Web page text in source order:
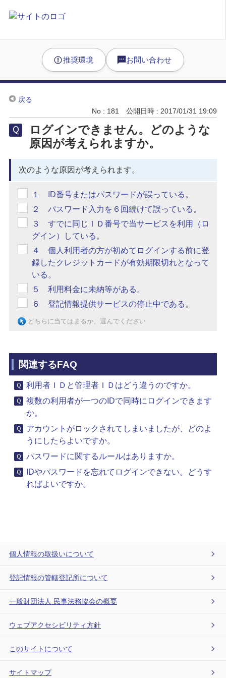
推奨環境 お問い合わせ
戻る
No : 181
公開日時 : 2017/01/31 19:09
ログインできません。どのような
原因が考えられますか。
次のような原因が考えられます。
１ ID番号またはパスワードが誤っている。
２ パスワード入力を６回続けて誤っている。
３ すでに同じＩＤ番号で当サービスを利用（ロ
グイン）している。
４ 個人利用者の方が初めてログインする前に登
録したクレジットカードが有効期限切れとなって
いる。
５ 利用料金に未納等がある。
６ 登記情報提供サービスの停止中である。
どちらに当てはまるか、選んでください
関連するFAQ
利用者ＩＤと管理者ＩＤはどう違うのですか。
複数の利用者が一つのIDで同時にログインできます
か。
アカウントがロックされてしまいましたが、どのよ
うにしたらよいですか。
パスワードに関するルールはありますか。
IDやパスワードを忘れてログインできない。どうす
ればよいですか。
個人情報の取扱いについて
登記情報の管轄登記所について
一般財団法人 民事法務協会の概要
ウェブアクセシビリティ方針
このサイトについて
サイトマップ